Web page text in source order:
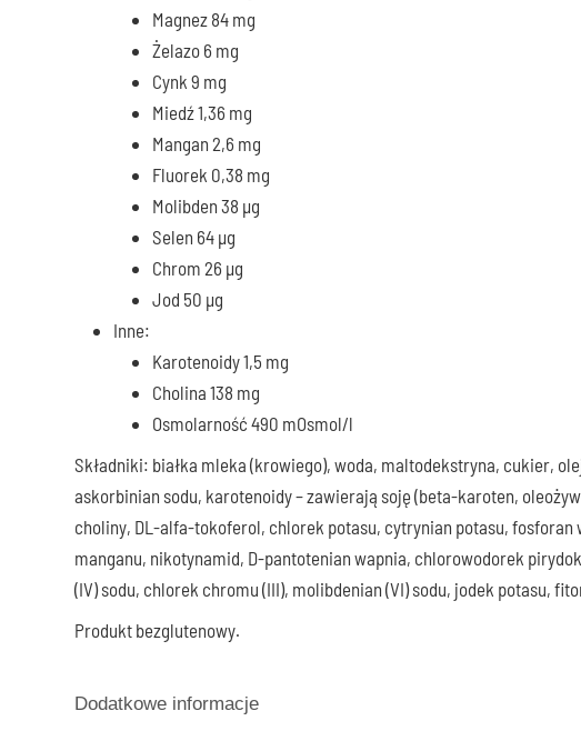
Magnez 84 mg
Żelazo 6 mg
Cynk 9 mg
Miedź 1,36 mg
Mangan 2,6 mg
Fluorek 0,38 mg
Molibden 38 μg
Selen 64 μg
Chrom 26 μg
Jod 50 μg
Inne:
Karotenoidy 1,5 mg
Cholina 138 mg
Osmolarność 490 mOsmol/l
Składniki: białka mleka (krowiego), woda, maltodekstryna, cukier,
askorbinian sodu, karotenoidy – zawierają soję (beta-karoten,
choliny, DL-alfa-tokoferol, chlorek potasu, cytrynian potasu,
manganu, nikotynamid, D-pantotenian wapnia, chlorowodorek
(IV) sodu, chlorek chromu (III), molibdenian (VI) sodu, jodek potasu,
Produkt bezglutenowy.
Dodatkowe informacje